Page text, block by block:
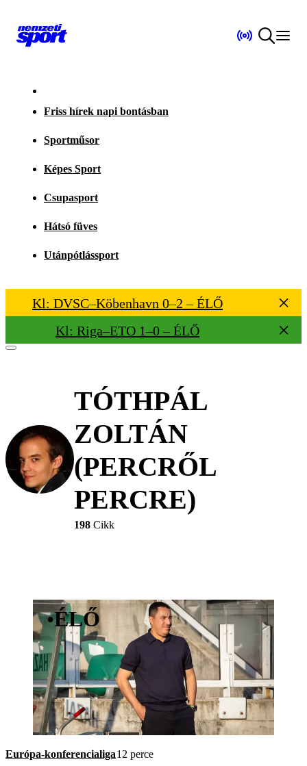
Friss hírek napi bontásban
Sportműsor
Képes Sport
Csupasport
Hátsó füves
Utánpótlássport
Kl: DVSC–Köbenhavn 0–2 – ÉLŐ
Kl: Riga–ETO 1–0 – ÉLŐ
TÓTHPÁL
ZOLTÁN
(PERCRŐL
PERCRE)
198 Cikk
•ÉLŐ
Európa-konferencialiga12 perce